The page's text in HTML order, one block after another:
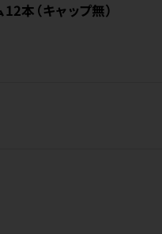
本（キャップ無）